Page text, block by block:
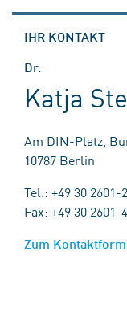
IHR KONTAKT
Dr.
Katja
Am DIN-Platz,
10787 Berlin
Tel.: +49 30 2601-
Fax: +49 30 2601-
Zum